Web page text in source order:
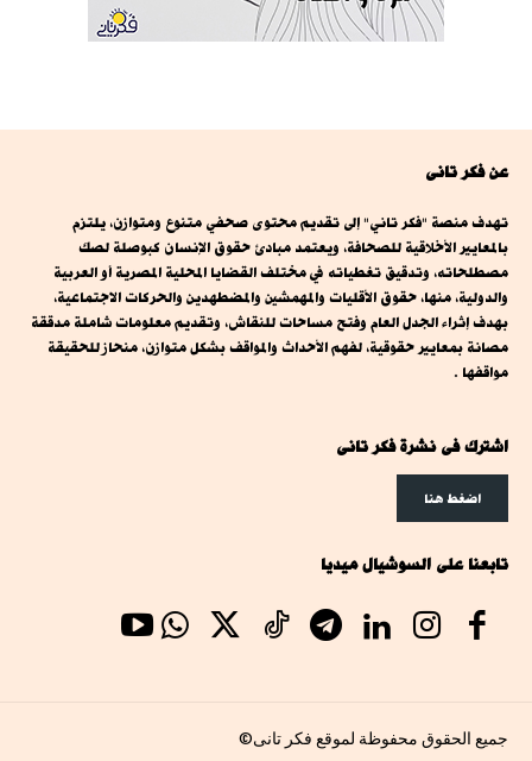
عن فكر تانى
تهدف منصة "فكر تاني" إلى تقديم محتوى صحفي متنوع ومتوازن، يلتزم
بالمعايير الأخلاقية للصحافة، ويعتمد مبادئ حقوق الإنسان كبوصلة لصك
مصطلحاته، وتدقيق تغطياته في مختلف القضايا المحلية المصرية أو العربية
والدولية، منها، حقوق الأقليات والمهمشين والمضطهدين والحركات الاجتماعية،
بهدف إثراء الجدل العام وفتح مساحات للنقاش، وتقديم معلومات شاملة مدققة
مصانة بمعايير حقوقية، لفهم الأحداث والمواقف بشكل متوازن، منحاز للحقيقة
مواقفها .
اشترك فى نشرة فكر تانى
اضغط هنا
تابعنا على السوشيال ميديا
جميع الحقوق محفوظة لموقع فكر تانى©